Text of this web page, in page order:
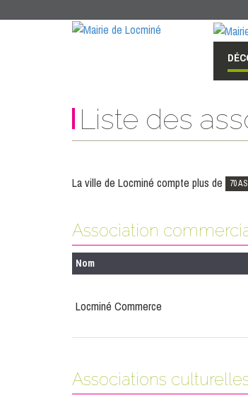
Liste des
La ville de Locminé compte plus de 70
Association
Nom
Locminé Commerce
Associations